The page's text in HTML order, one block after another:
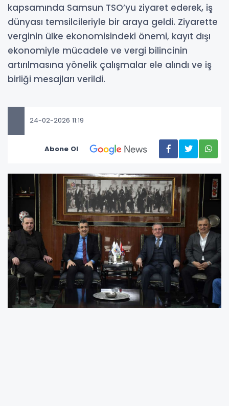
kapsamında Samsun TSO’yu ziyaret ederek, iş
dünyası temsilcileriyle bir araya geldi. Ziyarette
verginin ülke ekonomisindeki önemi, kayıt dışı
ekonomiyle mücadele ve vergi bilincinin
artırılmasına yönelik çalışmalar ele alındı ve iş
birliği mesajları verildi.
24-02-2026 11:19
Abone Ol